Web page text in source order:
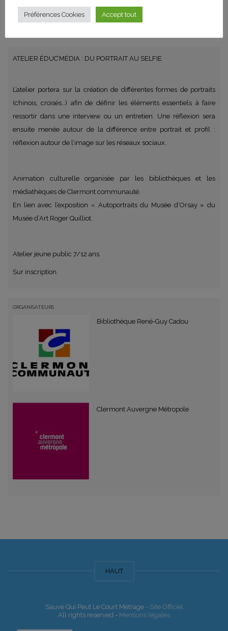
Ateliers de Pratique Artistique
ATELIER ÉDUC’MÉDIA : DU PORTRAIT AU SELFIE
L’atelier portera sur la création de différentes formes de portraits
(chinois, croisés…) afin de définir les éléments essentiels à faire
ressortir dans une interview ou un entretien. Une réflexion sera
ensuite menée autour de la différence entre portrait et profil :
réflexion autour de l’image sur les réseaux sociaux.
Animation culturelle organisée par les bibliothèques et les
médiathèques de Clermont communauté.
En lien avec l’exposition « Autoportraits du Musée d’Orsay » du
Musée d’Art Roger Quilliot.
Atelier jeune public 7/12 ans.
Sur inscription.
ORGANISATEURS
Bibliothèque René-Guy Cadou
Clermont Auvergne Métropole
HAUT
Sauve Qui Peut Le Court Métrage - Site Officiel
All rights reserved - Mentions légales
Préférences Cookies Accept tout